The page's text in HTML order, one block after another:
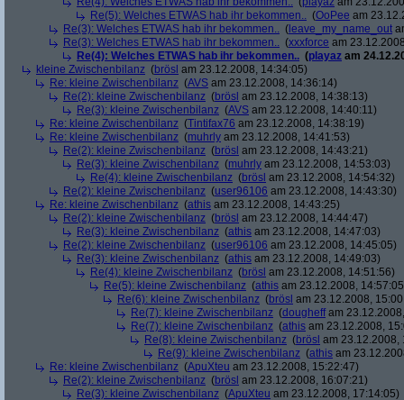
Re(5): Welches ETWAS hab ihr bekommen.. (OoPee am
Re(3): Welches ETWAS hab ihr bekommen.. ( leave_my_name_out
Re(3): Welches ETWAS hab ihr bekommen.. (xxxforce am
Re(4): Welches ETWAS hab ihr bekommen.. (playaz am
kleine Zwischenbilanz (brösl am 23.12.2008, 14:34:05)
Re: kleine Zwischenbilanz (AVS am 23.12.2008, 14:36:14)
Re(2): kleine Zwischenbilanz (brösl am 23.12.2008, 14:38:13)
Re(3): kleine Zwischenbilanz (AVS am 23.12.2008, 14:40:11)
Re: kleine Zwischenbilanz (Tintifax76 am 23.12.2008, 14:38:19)
Re: kleine Zwischenbilanz (muhrly am 23.12.2008, 14:41:53)
Re(2): kleine Zwischenbilanz (brösl am 23.12.2008, 14:43:21)
Re(3): kleine Zwischenbilanz (muhrly am 23.12.2008, 14:53:03)
Re(4): kleine Zwischenbilanz (brösl am 23.12.2008, 14:54:32)
Re(2): kleine Zwischenbilanz (user96106 am 23.12.2008, 14:43:30)
Re: kleine Zwischenbilanz (athis am 23.12.2008, 14:43:25)
Re(2): kleine Zwischenbilanz (brösl am 23.12.2008, 14:44:47)
Re(3): kleine Zwischenbilanz (athis am 23.12.2008, 14:47:03)
Re(2): kleine Zwischenbilanz (user96106 am 23.12.2008, 14:45:05)
Re(3): kleine Zwischenbilanz (athis am 23.12.2008, 14:49:03)
Re(4): kleine Zwischenbilanz (brösl am 23.12.2008, 14:51:56)
Re(5): kleine Zwischenbilanz (athis am 23.12.2008,
Re(6): kleine Zwischenbilanz (brösl am 23.12.2008,
Re(7): kleine Zwischenbilanz (dougheffam
Re(7): kleine Zwischenbilanz (athis am 23.12.2008,
Re(8): kleine Zwischenbilanz (brösl am 23.12.2008,
Re(9): kleine Zwischenbilanz (athis am
Re: kleine Zwischenbilanz (ApuXteu am 23.12.2008, 15:22:47)
Re(2): kleine Zwischenbilanz (brösl am 23.12.2008, 16:07:21)
Re(3): kleine Zwischenbilanz (ApuXteu am 23.12.2008, 17:14:05)